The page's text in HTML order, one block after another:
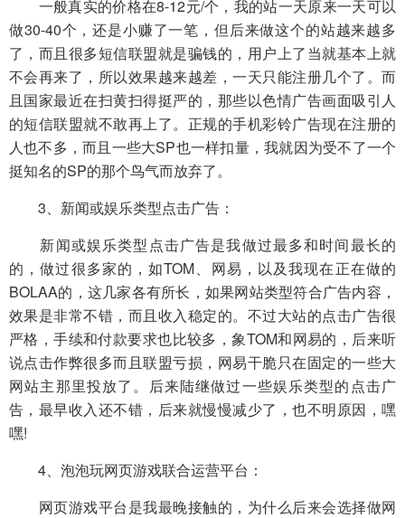
一般真实的价格在8-12元/个，我的站一天原来一天可以
做30-40个，还是小赚了一笔，但后来做这个的站越来越多
了，而且很多短信联盟就是骗钱的，用户上了当就基本上就
不会再来了，所以效果越来越差，一天只能注册几个了。而
且国家最近在扫黄扫得挺严的，那些以色情广告画面吸引人
的短信联盟就不敢再上了。正规的手机彩铃广告现在注册的
人也不多，而且一些大SP也一样扣量，我就因为受不了一个
挺知名的SP的那个鸟气而放弃了。
3、新闻或娱乐类型点击广告：
新闻或娱乐类型点击广告是我做过最多和时间最长的
的，做过很多家的，如TOM、网易，以及我现在正在做的
BOLAA的，这几家各有所长，如果网站类型符合广告内容，
效果是非常不错，而且收入稳定的。不过大站的点击广告很
严格，手续和付款要求也比较多，象TOM和网易的，后来听
说点击作弊很多而且联盟亏损，网易干脆只在固定的一些大
网站主那里投放了。后来陆继做过一些娱乐类型的点击广
告，最早收入还不错，后来就慢慢减少了，也不明原因，嘿
嘿!
4、泡泡玩网页游戏联合运营平台：
网页游戏平台是我最晚接触的，为什么后来会选择做网